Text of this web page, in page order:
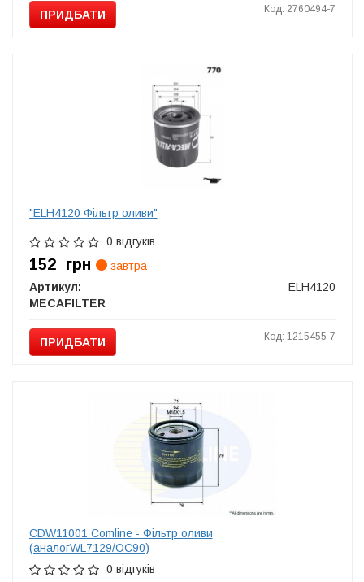
ПРИДБАТИ Код: 2760494-7
"ELH4120 Фільтр оливи"
0 відгуків
152 грн
завтра
Артикул:
ELH4120
MECAFILTER
ПРИДБАТИ Код: 1215455-7
CDW11001 Comline - Фільтр оливи
(аналогWL7129/OC90)
0 відгуків